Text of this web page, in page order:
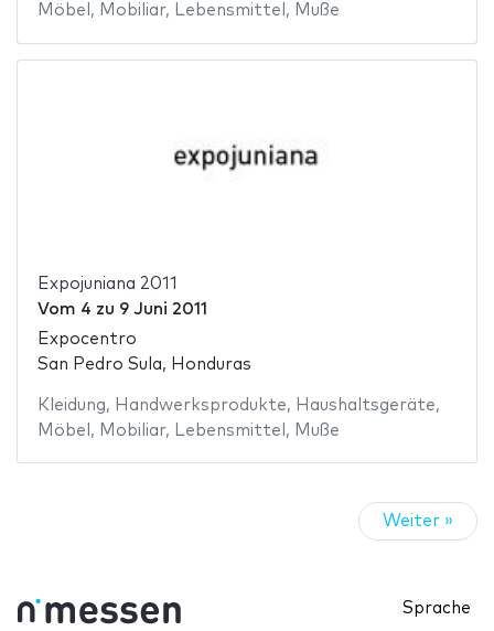
Möbel , Mobiliar, Lebensmittel , Muße
Expojuniana 2011
Vom 4 zu 9 Juni 2011
Expocentro
San Pedro Sula, Honduras
Kleidung, Handwerksprodukte, Haushaltsgeräte,
Möbel , Mobiliar, Lebensmittel , Muße
Weiter »
Sprache